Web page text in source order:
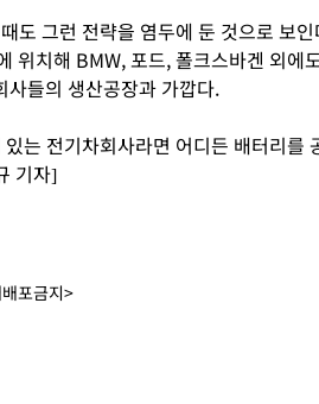
도 그런 전략을 염두에 둔 것으로 보
위치해 BMW, 포드, 폴크스바겐 외에
사들의 생산공장과 가깝다.
는 전기차회사라면 어디든 배터리를
기자]
포금지>